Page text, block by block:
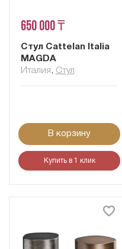
650 000 ₸
Стул Cattelan Italia
MAGDA
Италия , Стул
В корзину
Купить в 1 клик